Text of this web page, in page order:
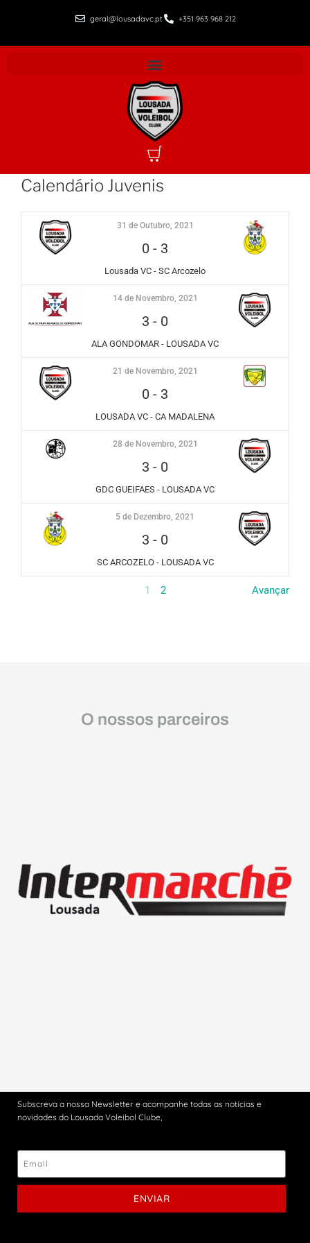
geral@lousadavc.pt +351 963 968 212
Calendário Juvenis
31 de Outubro, 2021
0 - 3
Lousada VC - SC Arcozelo
14 de Novembro, 2021
3 - 0
ALA GONDOMAR - LOUSADA VC
21 de Novembro, 2021
0 - 3
LOUSADA VC - CA MADALENA
28 de Novembro, 2021
3 - 0
GDC GUEIFAES - LOUSADA VC
5 de Dezembro, 2021
3 - 0
SC ARCOZELO - LOUSADA VC
1 2 Avançar
O nossos parceiros
Subscreva a nossa Newsletter e acompanhe todas as notícias e
novidades do Lousada Voleibol Clube,
ENVIAR